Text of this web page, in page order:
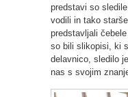
predstavi so
vodili in tako
predstavljali
so bili slikopisi, ki
delavnico, sledilo
nas s svojim